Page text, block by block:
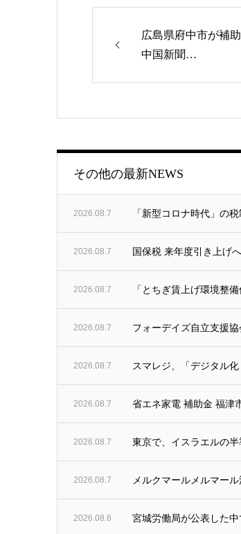
広島県府中市が補
中国新聞…
その他の最新NEWS
2026.08.7 「新型コロナ時代」の
2026.08.7 国保税 来年度引き上げ
2026.08.7 「とちぎ賃上げ環境整
2026.08.7 フォーデイズ自立支援
2026.08.7 スマレジ、「デジタル
2026.08.7 省エネ家電 補助金 福津
2026.08.7 東京で、イスラエルの
2026.08.7 メルクマールメルマー
2026.08.6 宮城労働局が公表した